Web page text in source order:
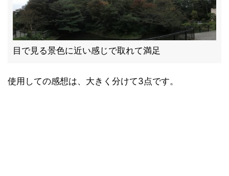
目で見る景色に近い感じで取れて満足
使用しての感想は、大きく分けて3点です。